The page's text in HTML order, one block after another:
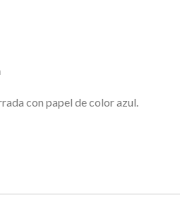
con papel de color azul.